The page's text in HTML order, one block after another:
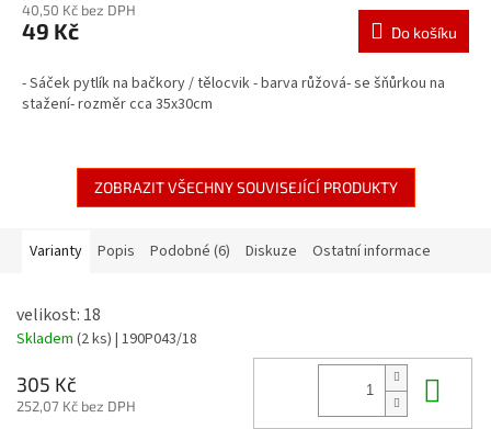
40,50 Kč bez DPH
49 Kč Do košíku
- Sáček pytlík na bačkory / tělocvik - barva růžová- se šňůrkou na
stažení- rozměr cca 35x30cm
ZOBRAZIT VŠECHNY SOUVISEJÍCÍ PRODUKTY
Varianty Popis Podobné (6) Diskuze Ostatní informace
velikost: 18
Skladem (2 ks) | 190P043/18
305 Kč
252,07 Kč bez DPH